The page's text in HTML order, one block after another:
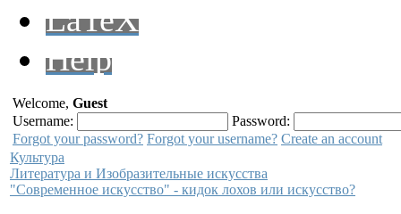
LaTeX
Help
Welcome, Guest
Username:
Password:
Forgot your password? Forgot your username? Create an account
Культура
Литература и Изобразительные искусства
"Современное искусство" - кидок лохов или искусство?